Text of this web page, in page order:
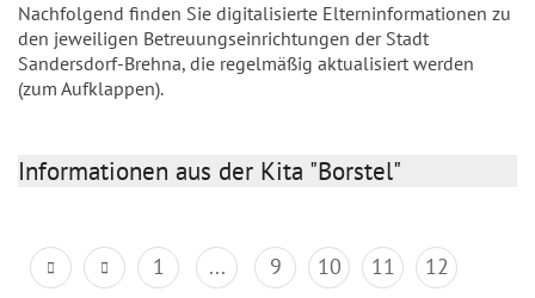
Nachfolgend finden Sie digitalisierte Elterninformationen zu
den jeweiligen Betreuungseinrichtungen der Stadt
Sandersdorf-Brehna, die regelmäßig aktualisiert werden
(zum Aufklappen).
Informationen aus der Kita "Borstel"
1 ... 9 10 11
12